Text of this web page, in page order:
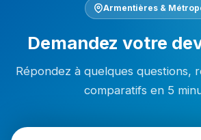
Armentières &
Demandez votre
Répondez à quelques questions,
comparatifs en 5